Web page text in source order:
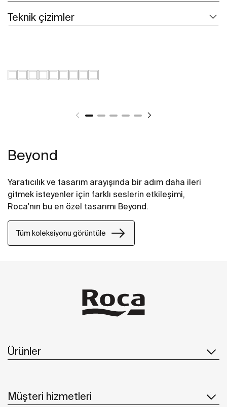
Teknik çizimler
Beyond
Yaratıcılık ve tasarım arayışında bir adım daha ileri
gitmek isteyenler için farklı seslerin etkileşimi,
Roca'nın bu en özel tasarımı Beyond.
Tüm koleksiyonu görüntüle
Ürünler
Müşteri hizmetleri